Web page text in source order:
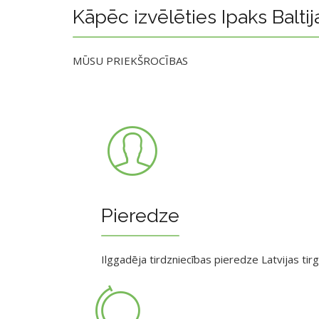
Kāpēc izvēlēties Ipaks
MŪSU PRIEKŠROCĪBAS
Pieredze
Ilggadēja tirdzniecības pieredze Latvijas